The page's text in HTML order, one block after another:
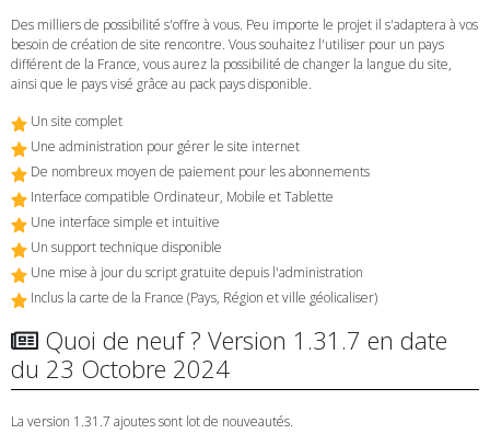
Des milliers de possibilité s'offre à vous. Peu importe le projet il s'adaptera à vos
besoin de création de site rencontre. Vous souhaitez l'utiliser pour un pays
différent de la France, vous aurez la possibilité de changer la langue du site,
ainsi que le pays visé grâce au pack pays disponible.
Un site complet
Une administration pour gérer le site internet
De nombreux moyen de paiement pour les abonnements
Interface compatible Ordinateur, Mobile et Tablette
Une interface simple et intuitive
Un support technique disponible
Une mise à jour du script gratuite depuis l'administration
Inclus la carte de la France (Pays, Région et ville géolicaliser)
Quoi de neuf ? Version 1.31.7 en date
du 23 Octobre 2024
La version 1.31.7 ajoutes sont lot de nouveautés.